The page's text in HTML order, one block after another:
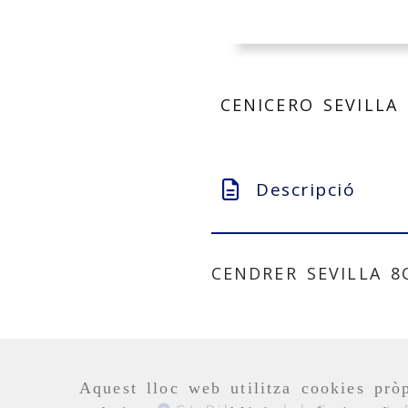
Aquest lloc web utilitza cookies
CENICERO SEVILLA
Descripció
CENDRER SEVILLA